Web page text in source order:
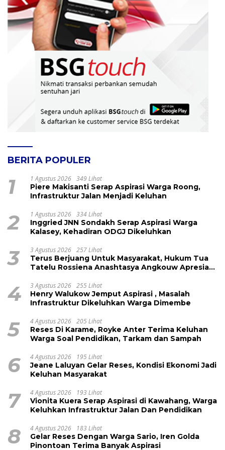
BERITA POPULER
1 1 Agustus 2026 349 Lihat
Piere Makisanti Serap Aspirasi Warga Roong,
Infrastruktur Jalan Menjadi Keluhan
2 1 Agustus 2026 334 Lihat
Inggried JNN Sondakh Serap Aspirasi Warga
Kalasey, Kehadiran ODGJ Dikeluhkan
3 3 Agustus 2026 257 Lihat
Terus Berjuang Untuk Masyarakat, Hukum Tua
Tatelu Rossiena Anashtasya Angkouw Apresiasi
4 3 Agustus 2026 255 Lihat
Henry Walukow Jemput Aspirasi , Masalah
Infrastruktur Dikeluhkan Warga Dimembe
5 4 Agustus 2026 205 Lihat
Reses Di Karame, Royke Anter Terima Keluhan
Warga Soal Pendidikan, Tarkam dan Sampah
6 4 Agustus 2026 195 Lihat
Jeane Laluyan Gelar Reses, Kondisi Ekonomi Jadi
Keluhan Masyarakat
7 4 Agustus 2026 193 Lihat
Vionita Kuera Serap Aspirasi di Kawahang, Warga
Keluhkan Infrastruktur Jalan Dan Pendidikan
8 4 Agustus 2026 183 Lihat
Gelar Reses Dengan Warga Sario, Iren Golda
Pinontoan Terima Banyak Aspirasi